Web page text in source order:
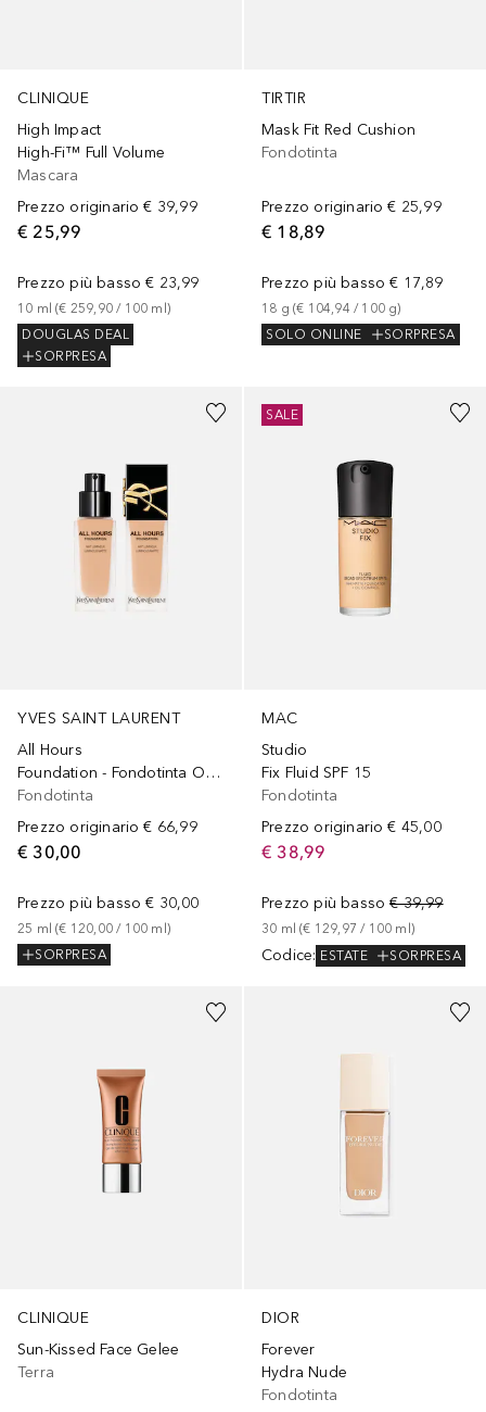
CLINIQUE
High Impact
High-Fi™ Full Volume
Mascara
Prezzo originario € 39,99
€ 25,99
Prezzo più basso € 23,99
10 ml (€ 259,90 / 100 ml )
DOUGLAS DEAL
SORPRESA
TIRTIR
Mask Fit Red Cushion
Fondotinta
Prezzo originario € 25,99
€ 18,89
Prezzo più basso € 17,89
18 g (€ 104,94 / 100 g)
SOLO ONLINE
SORPRESA
YVES SAINT LAURENT
All Hours
Foundation - Fondotinta Opaco Luminoso
Fondotinta
Prezzo originario € 66,99
€ 30,00
Prezzo più basso € 30,00
25 ml (€ 120,00 / 100 ml)
SORPRESA
+9
MAC
Studio
Fix Fluid SPF 15
Fondotinta
Prezzo originario € 45,00
€ 38,99
Prezzo più basso € 39,99
30 ml (€ 129,97 / 100 ml )
Codice: ESTATE SORPRESA
SALE
CLINIQUE
Sun-Kissed Face Gelee
Terra
DIOR
Forever
Hydra Nude
Fondotinta
+10